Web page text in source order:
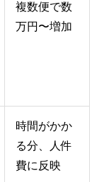
複数便で数
万円〜増加
時間がかか
る分、人件
費に反映